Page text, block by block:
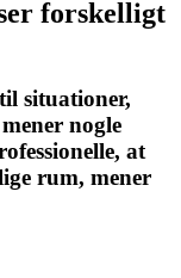
forskelligt
situationer,
nogle
at
rum, mener